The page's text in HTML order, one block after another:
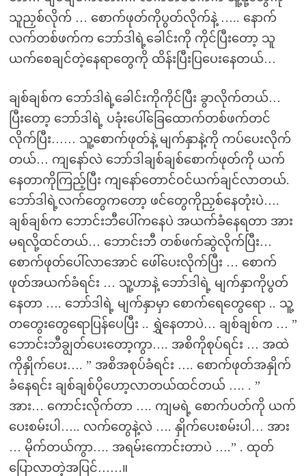
သူညှစ်လိုက် … စောက်ဖုတ်ကိုပွတ်လိုက်နဲ့ ….. နောက်
လက်တစ်ဖက်က ဘော်ဒါရဲ့ခေါင်းကို ကိုင်ပြီးတော့ သူ
ယက်စေချင်တဲ့နေရာတွေကို ထိန်းပြီးပြပေးနေတယ်…
ချစ်ချစ်က ဘော်ဒါရဲ့ခေါင်းကိုကိုင်ပြီး ခွာလိုက်တယ်…
ပြီးတော့ ဘော်ဒါရဲ့ ပခုံးပေါ်ခြေထောက်တစ်ဖက်တင်
လိုက်ပြီး…… သူ့စောက်ဖုတ်နဲ့ မျက်နှာနဲ့ကို ကပ်ပေးလိုက်
တယ်… ကျနော်လဲ ဘော်ဒါချစ်ချစ်စောက်ဖုတ်ကို ယက်
နေတာကိုကြည့်ပြီး ကျနော်တောင်ဝင်ယက်ချင်လာတယ်.
ဘော်ဒါရဲ့လက်တွေကတော့ ဖင်တွေကိုညှစ်နေတုံးပဲ….
ချစ်ချစ်က ဘောင်းဘီပေါ်ကနေပဲ အယက်ခံနေရတာ အား
မရလို့ထင်တယ်… ဘောင်းဘီ တစ်ဖက်ဆွဲလိုက်ပြီး…
စောက်ဖုတ်ပေါ်လာအောင် ဖေါ်ပေးလိုက်ပြီး … စောက်
ဖုတ်အယက်ခံရင်း … သူ့ဟာနဲ့ ဘော်ဒါရဲ့ မျက်နှာကိုပွတ်
နေတာ …. ဘော်ဒါရဲ့ မျက်နှာမှာ စောက်ရေတွေရော .. သူ့
တတွေးတွေရောပြန်ပေပြီး .. ရွှဲနေတာပဲ… ချစ်ချစ်က … ”
ဘောင်းဘီချွတ်ပေးတော့ကွာ…. အစိကိုစုပ်ရင်း … အထဲ
ကိုနှိုက်ပေး…. ” အစိအစုပ်ခံရင်း …. စောက်ဖုတ်အနှိုက်
ခံနေရင်း ချစ်ချစ်ပိုဟော့လာတယ်ထင်တယ် …. . ”
အား… ကောင်းလိုက်တာ …. ကျမရဲ့ စောက်ပတ်ကို ယက်
ပေးစမ်းပါ….. လက်တွေနဲ့လဲ …. နှိုက်ပေးစမ်းပါ… အား
… မိုက်တယ်ကွာ…. အရမ်းကောင်းတာပဲ ….” . ထုတ်
ပြောလာတဲ့အပြင်……။